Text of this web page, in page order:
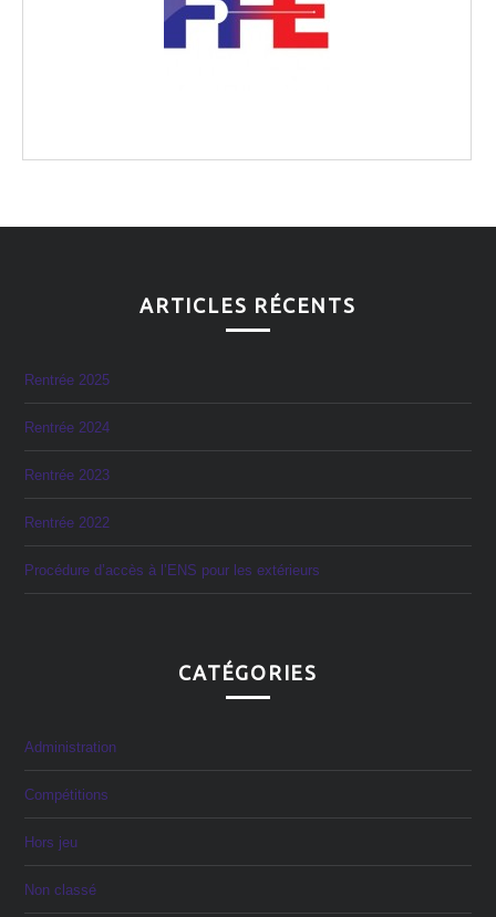
ARTICLES RÉCENTS
Rentrée 2025
Rentrée 2024
Rentrée 2023
Rentrée 2022
Procédure d’accès à l’ENS pour les extérieurs
CATÉGORIES
Administration
Compétitions
Hors jeu
Non classé